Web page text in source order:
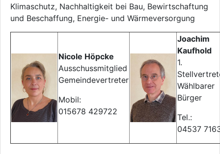
Klimaschutz, Nachhaltigkeit bei Bau, Bewirtschaftung
und Beschaffung, Energie- und Wärmeversorgung
Nicole Höpcke
Ausschussmitglied
Gemeindevertreter
Mobil:
015678 429722
Joachim
Kaufhold
1.
Wählbarer
Bürger
Tel.:
04537